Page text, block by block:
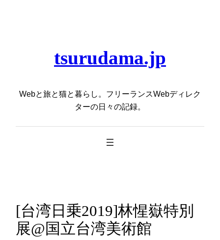
tsurudama.jp
Webと旅と猫と暮らし。フリーランスWebディレク
ターの日々の記録。
[台湾日乗2019]林惺嶽特別
展@国立台湾美術館